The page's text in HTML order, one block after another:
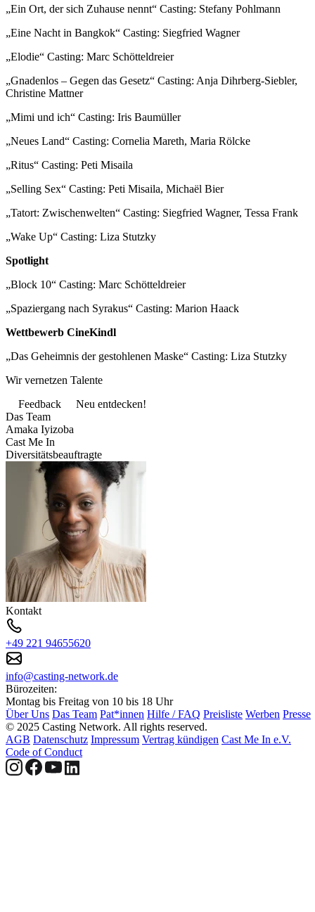
„Ein Ort, der sich Zuhause nennt“ Casting: Stefany Pohlmann
„Eine Nacht in Bangkok“ Casting: Siegfried Wagner
„Elodie“ Casting: Marc Schötteldreier
„Gnadenlos – Gegen das Gesetz“ Casting: Anja Dihrberg-Siebler,
Christine Mattner
„Mimi und ich“ Casting: Iris Baumüller
„Neues Land“ Casting: Cornelia Mareth, Maria Rölcke
„Ritus“ Casting: Peti Misaila
„Selling Sex“ Casting: Peti Misaila, Michaël Bier
„Tatort: Zwischenwelten“ Casting: Siegfried Wagner, Tessa Frank
„Wake Up“ Casting: Liza Stutzky
Spotlight
„Block 10“ Casting: Marc Schötteldreier
„Spaziergang nach Syrakus“ Casting: Marion Haack
Wettbewerb CineKindl
„Das Geheimnis der gestohlenen Maske“ Casting: Liza Stutzky
Wir vernetzen Talente
Feedback
Neu entdecken!
Das Team
Amaka Iyizoba
Cast Me In
Diversitätsbeauftragte
Kontakt
+49 221 94655620
info@casting-network.de
Bürozeiten:
Montag bis Freitag von 10 bis 18 Uhr
Über Uns Das Team Pat*innen Hilfe / FAQ Preisliste Werben Presse
© 2025 Casting Network. All rights reserved.
AGB Datenschutz Impressum Vertrag kündigen Cast Me In e.V.
Code of Conduct